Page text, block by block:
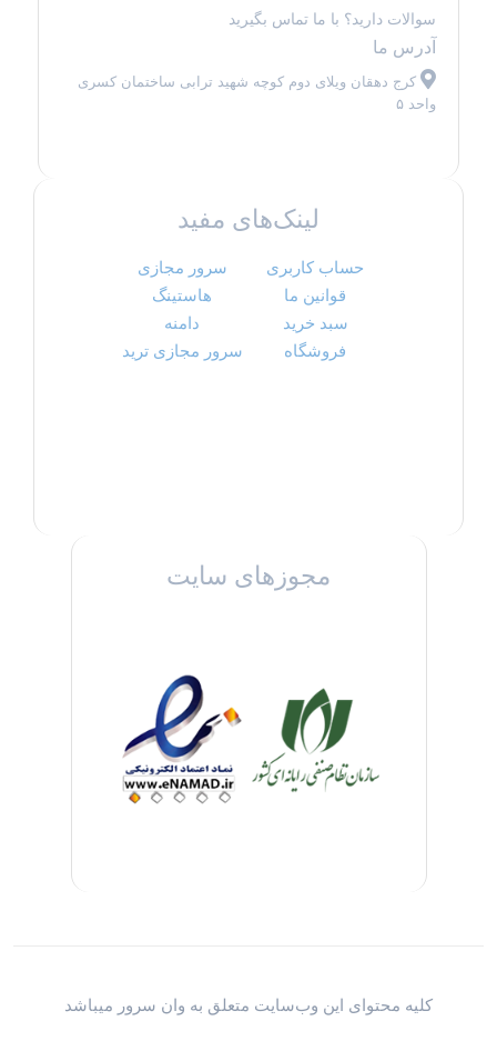
سوالات دارید؟ با ما تماس بگیرید
آدرس ما
کرج دهقان ویلای دوم کوچه شهید ترابی ساختمان کسری
واحد ۵
لینک‌های مفید
حساب کاربری
قوانین ما
سبد خرید
فروشگاه
سرور مجازی
هاستینگ
دامنه
سرور مجازی ترید
مجوزهای سایت
کلیه محتوای این وب‌سایت متعلق به وان سرور میباشد